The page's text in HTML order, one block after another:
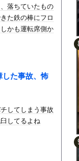
落ちていたもの
た鉄の棒にフロ
かも運転席側か
した事故、怖
してしまう事故
してるよね